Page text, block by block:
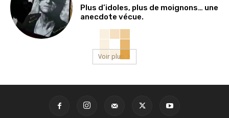
Plus d’idoles, plus de moignons… une
anecdote vécue.
Voir plus